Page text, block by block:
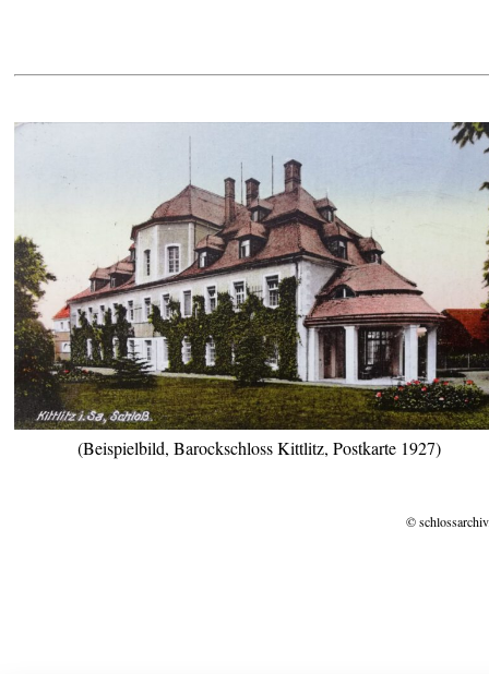
(Beispielbild, Barockschloss Kittlitz, Postkarte 1927)
©